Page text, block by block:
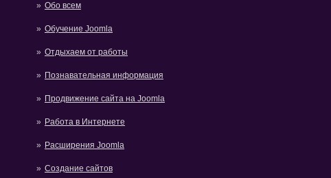
Обо всем
Обучение Joomla
Отдыхаем от работы
Познавательная информация
Продвижение сайта на Joomla
Работа в Интернете
Расширения Joomla
Создание сайтов